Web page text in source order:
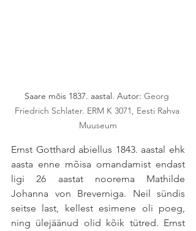
Saare mõis 1837. aastal. Autor: Georg
Friedrich Schlater. ERM K 3071, Eesti Rahva
Muuseum
Ernst Gotthard abiellus 1843. aastal ehk
aasta enne mõisa omandamist endast
ligi 26 aastat noorema Mathilde
Johanna von Breverniga. Neil sündis
seitse last, kellest esimene oli poeg,
ning ülejäänud olid kõik tütred. Ernst